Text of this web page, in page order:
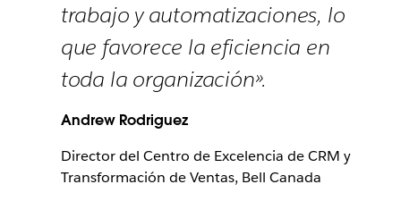
trabajo y automatizaciones, lo
que favorece la eficiencia en
toda la organización».
Andrew Rodriguez
Director del Centro de Excelencia de CRM y
Transformación de Ventas, Bell Canada